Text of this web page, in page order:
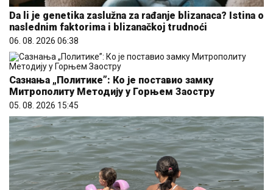
Da li je genetika zaslužna za rađanje blizanaca? Istina o
naslednim faktorima i blizanačkoj trudnoći
06. 08. 2026 06:38
Сазнања „Политике”: Ко је поставио замку
Митрополиту Методију у Горњем Заостру
05. 08. 2026 15:45